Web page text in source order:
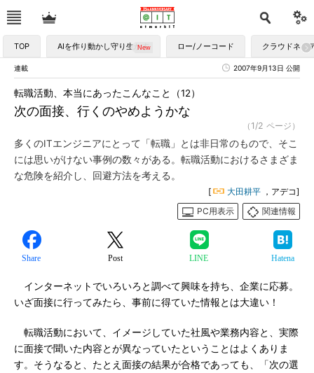
TOP AIを作り動かし守り生かす ロー/ノーコード クラウドネイ
連載 2007年9月13日 公開
次の面接、行くのやめようかな
転職活動、本当にあったこんなこと（12）
（1/2 ページ）
多くのITエンジニアにとって「転職」とは非日常のもので、そこ
には思いがけない事例の数々がある。転職活動におけるさまざま
な危険を紹介し、回避方法を考える。
[ 大田耕平 ，アデコ]
PC用表示
関連情報
Share Post LINE Hatena
インターネットでいろいろと調べて興味を持ち、企業に応募。
いざ面接に行ってみたら、事前に得ていた情報とは大違い！
転職活動において、イメージしていた社風や業務内容と、実際
に面接で聞いた内容とが異なっていたということはよくありま
す。そうなると、たとえ面接の結果が合格であっても、「次の選